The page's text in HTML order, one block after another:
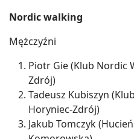
Nordic walking
Mężczyźni
Piotr Gie (Klub Nordic
Zdrój)
Tadeusz Kubiszyn
Horyniec-Zdrój)
Jakub Tomczyk